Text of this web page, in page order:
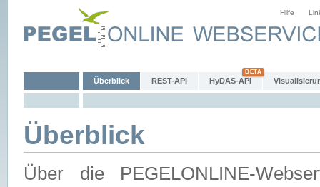
Hilfe
Überblick REST-API HyDAS-API
Überblick
Über die PEGELONLINE-